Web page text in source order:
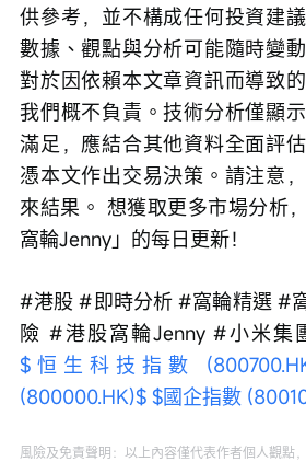
供參考，並不構成任何投資建
數據、觀點與分析可能隨時變
對於因依賴本文章資訊而導致的
我們概不負責。技術分析僅顯
滿足，應結合其他資料全面評
憑本文作出交易決策。請注意
來結果。 想獲取更多市場分析
窩輪Jenny」的每日更新！
#港股 #即時分析 #窩輪精選 #
險 #港股窩輪Jenny #小米集
$恒生科技指數
(800000.HK)$ $國企指數
風險及免責聲明：以上內容僅代表作者個人觀點